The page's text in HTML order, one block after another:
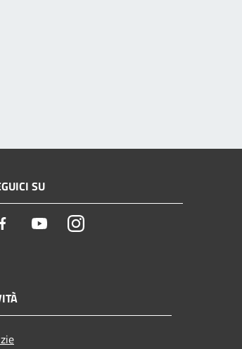
SU
Facebook YoutubeInstagram